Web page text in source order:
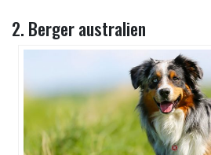
2. Berger australien